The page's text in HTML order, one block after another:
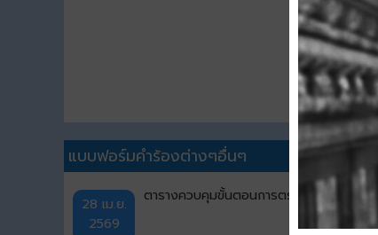
แบบฟอร์มคำร้องต่างๆอื่นๆ
28 เม.ย.
2569
ตารางควบคุมขั้นตอนการตรวจสอบและระ